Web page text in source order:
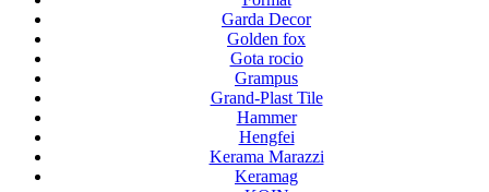
Garda Decor
Golden fox
Gota rocio
Grampus
Grand-Plast Tile
Hammer
Hengfei
Kerama Marazzi
Keramag